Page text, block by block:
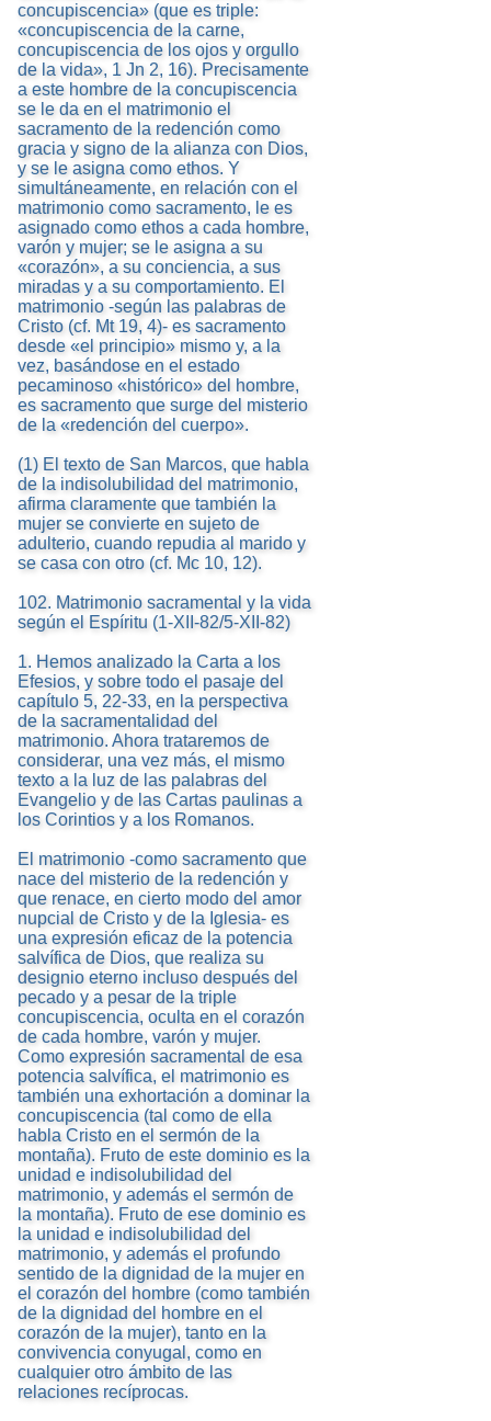
concupiscencia» (que es triple:
«concupiscencia de la carne,
concupiscencia de los ojos y orgullo
de la vida», 1 Jn 2, 16). Precisamente
a este hombre de la concupiscencia
se le da en el matrimonio el
sacramento de la redención como
gracia y signo de la alianza con Dios,
y se le asigna como ethos. Y
simultáneamente, en relación con el
matrimonio como sacramento, le es
asignado como ethos a cada hombre,
varón y mujer; se le asigna a su
«corazón», a su conciencia, a sus
miradas y a su comportamiento. El
matrimonio -según las palabras de
Cristo (cf. Mt 19, 4)- es sacramento
desde «el principio» mismo y, a la
vez, basándose en el estado
pecaminoso «histórico» del hombre,
es sacramento que surge del misterio
de la «redención del cuerpo».
(1) El texto de San Marcos, que habla
de la indisolubilidad del matrimonio,
afirma claramente que también la
mujer se convierte en sujeto de
adulterio, cuando repudia al marido y
se casa con otro (cf. Mc 10, 12).
102. Matrimonio sacramental y la vida
según el Espíritu (1-XII-82/5-XII-82)
1. Hemos analizado la Carta a los
Efesios, y sobre todo el pasaje del
capítulo 5, 22-33, en la perspectiva
de la sacramentalidad del
matrimonio. Ahora trataremos de
considerar, una vez más, el mismo
texto a la luz de las palabras del
Evangelio y de las Cartas paulinas a
los Corintios y a los Romanos.
El matrimonio -como sacramento que
nace del misterio de la redención y
que renace, en cierto modo del amor
nupcial de Cristo y de la Iglesia- es
una expresión eficaz de la potencia
salvífica de Dios, que realiza su
designio eterno incluso después del
pecado y a pesar de la triple
concupiscencia, oculta en el corazón
de cada hombre, varón y mujer.
Como expresión sacramental de esa
potencia salvífica, el matrimonio es
también una exhortación a dominar la
concupiscencia (tal como de ella
habla Cristo en el sermón de la
montaña). Fruto de este dominio es la
unidad e indisolubilidad del
matrimonio, y además el sermón de
la montaña). Fruto de ese dominio es
la unidad e indisolubilidad del
matrimonio, y además el profundo
sentido de la dignidad de la mujer en
el corazón del hombre (como también
de la dignidad del hombre en el
corazón de la mujer), tanto en la
convivencia conyugal, como en
cualquier otro ámbito de las
relaciones recíprocas.